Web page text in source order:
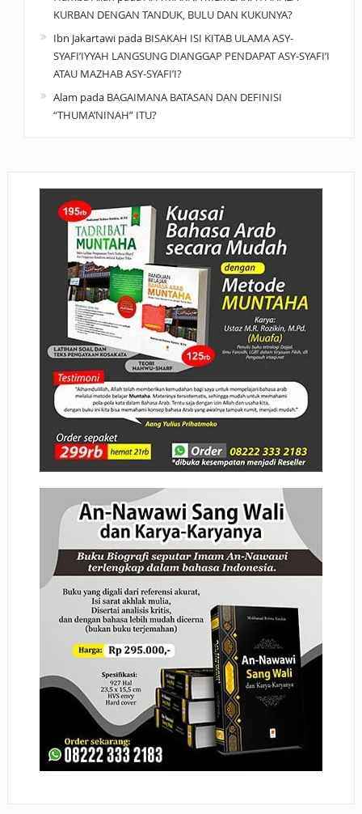
KURBAN DENGAN TANDUK, BULU DAN KUKUNYA?
Ibn Jakartawipada BISAKAH ISI KITAB ULAMA ASY-
SYAFI’IYYAH LANGSUNG DIANGGAP PENDAPAT ASY-SYAFI’I
ATAU MAZHAB ASY-SYAFI’I?
Alam pada BAGAIMANA BATASAN DAN DEFINISI
“THUMA’NINAH” ITU?